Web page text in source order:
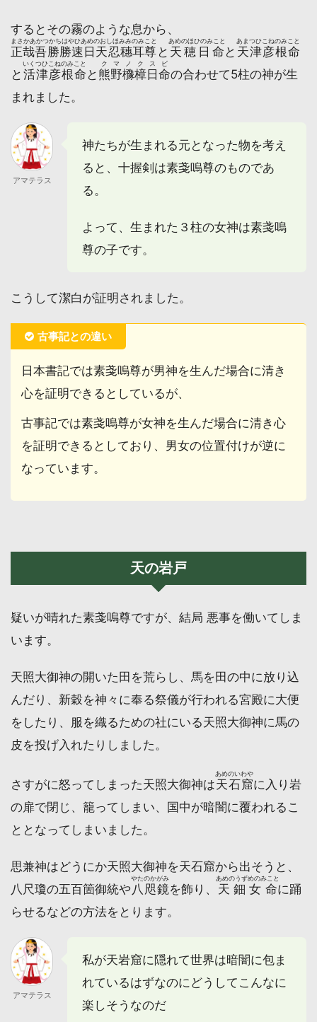
するとその霧のような息から、
正哉吾勝勝速日天忍穗耳尊
まさかあかつかちはやひあめのおしほみみのみこと
と 天穂日命
あめのほひのみこと
と 天津彦根命
あまつひこねのみこと
と 活津彦根命
いくつひこねのみこと
と 熊野櫲樟日命
クマノクスビ
の合わせて5柱の神が生
まれました。
アマテラス
神たちが生まれる元となった物を考え
ると、十握剣は素戔嗚尊のものであ
る。
よって、生まれた３柱の女神は素戔嗚
尊の子です。
こうして潔白が証明されました。
古事記との違い
日本書記では素戔嗚尊が男神を生んだ場合に清き
心を証明できるとしているが、
古事記では素戔嗚尊が女神を生んだ場合に清き心
を証明できるとしており、男女の位置付けが逆に
なっています。
天の岩戸
疑いが晴れた素戔嗚尊ですが、結局 悪事を働いてしま
います。
天照大御神の開いた田を荒らし、馬を田の中に放り込
んだり、新穀を神々に奉る祭儀が行われる宮殿に大便
をしたり、服を織るための社にいる天照大御神に馬の
皮を投げ入れたりしました。
さすがに怒ってしまった天照大御神は天石窟
あめのいわや
に入り岩
の扉で閉じ、籠ってしまい、国中が暗闇に覆われるこ
ととなってしまいました。
思兼神はどうにか天照大御神を天石窟から出そうと、
八尺瓊の五百箇御統や 八咫鏡
やたのかがみ
を飾り、 天鈿女命
あめのうずめのみこと
に踊
らせるなどの方法をとります。
アマテラス
私が天岩窟に隠れて世界は暗闇に包ま
れているはずなのにどうしてこんなに
楽しそうなのだ